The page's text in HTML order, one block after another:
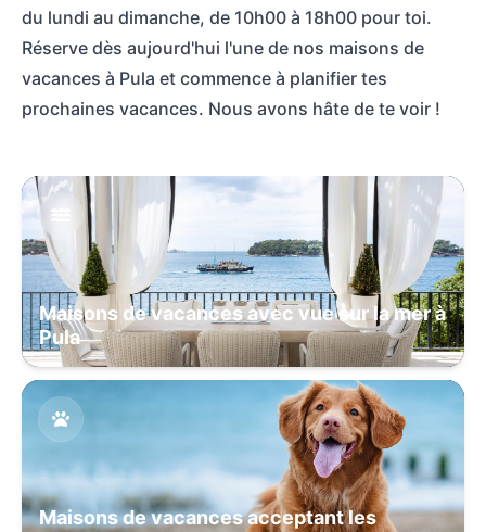
du lundi au dimanche, de 10h00 à 18h00 pour toi.
Réserve dès aujourd'hui l'une de nos maisons de
vacances à Pula et commence à planifier tes
prochaines vacances. Nous avons hâte de te voir !
Maisons de vacances avec vue sur la mer à
Pula
Maisons de vacances acceptant les